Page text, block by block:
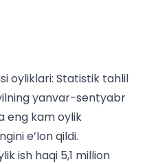
oyliklari: Statistik tahlil
yanvar-sentyabr
eng kam oylik
e’lon qildi.
ish haqi 5,1 million